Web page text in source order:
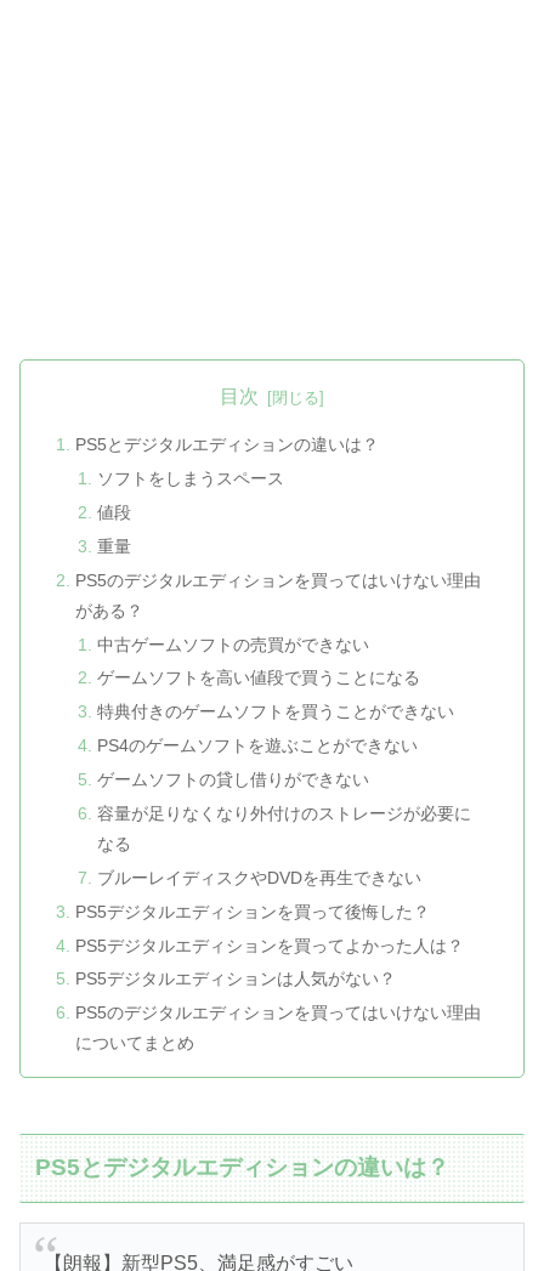
目次
PS5とデジタルエディションの違いは？
ソフトをしまうスペース
値段
重量
PS5のデジタルエディションを買ってはいけない理由
がある？
中古ゲームソフトの売買ができない
ゲームソフトを高い値段で買うことになる
特典付きのゲームソフトを買うことができない
PS4のゲームソフトを遊ぶことができない
ゲームソフトの貸し借りができない
容量が足りなくなり外付けのストレージが必要に
なる
ブルーレイディスクやDVDを再生できない
PS5デジタルエディションを買って後悔した？
PS5デジタルエディションを買ってよかった人は？
PS5デジタルエディションは人気がない？
PS5のデジタルエディションを買ってはいけない理由
についてまとめ
PS5とデジタルエディションの違いは？
【朗報】新型PS5、満足感がすごい